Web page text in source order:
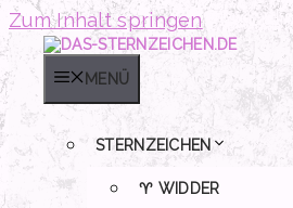
Zum Inhalt springen
MENÜ
STERNZEICHEN
♈ WIDDER